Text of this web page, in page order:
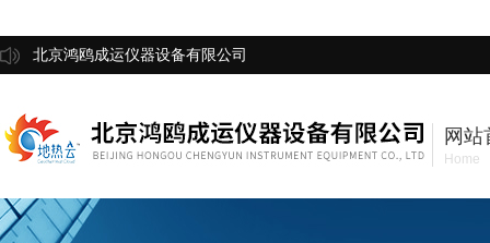
北京鸿鸥成运仪器设备有限公司
网站
Home